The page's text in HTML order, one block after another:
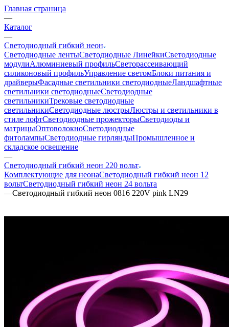
Главная страница
—
Каталог
—
Светодиодный гибкий неон
Светодиодные лентыСветодиодные ЛинейкиСветодиодные
модулиАлюминиевый профильСветорассеивающий
силиконовый профильУправление светомБлоки питания и
драйверыФасадные светильники светодиодныеЛандшафтные
светильники светодиодныеСветодиодные
светильникиТрековые светодиодные
светильникиСветодиодные люстрыЛюстры и светильники в
стиле лофтСветодиодные прожекторыСветодиоды и
матрицыОптоволокноСветодиодные
фитолампыСветодиодные гирляндыПромышленное и
складское освещение
—
Светодиодный гибкий неон 220 вольт
Комплектующие для неонаСветодиодный гибкий неон 12
вольтСветодиодный гибкий неон 24 вольта
—Светодиодный гибкий неон 0816 220V pink LN29